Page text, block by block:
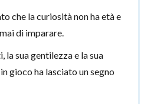
che la curiosità non ha età e
di imparare.
la sua gentilezza e la sua
gioco ha lasciato un segno